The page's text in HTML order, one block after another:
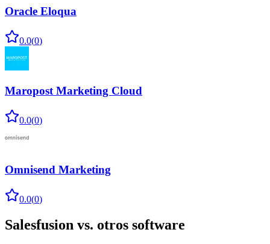
Oracle Eloqua
0.0(0)
Maropost Marketing Cloud
0.0(0)
Omnisend Marketing
0.0(0)
Salesfusion vs. otros software